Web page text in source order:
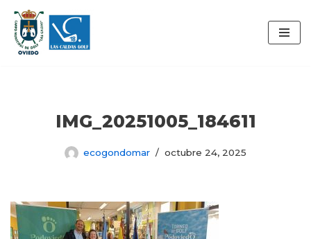
Saltar
al
IMG_20251005_184611
ecogondomar octubre 24, 2025